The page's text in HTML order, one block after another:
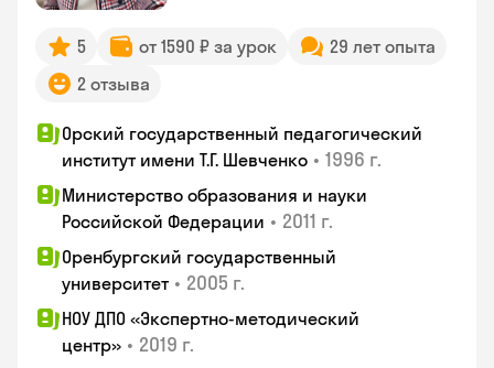
5 от 1590 ₽ за урок
29 лет опыта
2 отзыва
Орский государственный педагогический
институт имени Т.Г. Шевченко • 1996 г.
Министерство образования и науки
Российской Федерации • 2011 г.
Оренбургский государственный
университет • 2005 г.
НОУ ДПО «Экспертно-методический
центр» • 2019 г.